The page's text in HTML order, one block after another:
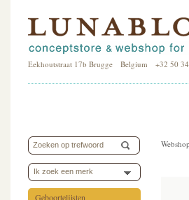
Eekhoutstraat 17b Brugge Belgium +32 50
Ik zoek een merk
Geboortelijsten